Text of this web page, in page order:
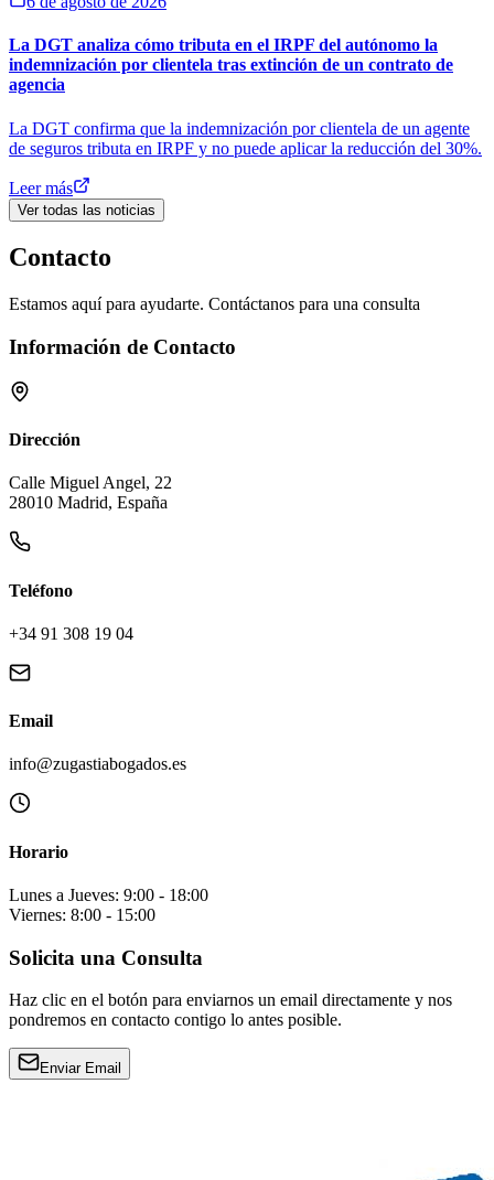
La DGT analiza cómo tributa en el IRPF del autónomo la
indemnización por clientela tras extinción de un contrato de
agencia
La DGT confirma que la indemnización por clientela de un agente
de seguros tributa en IRPF y no puede aplicar la reducción del 30%.
Leer más
Ver todas las noticias
Contacto
Estamos aquí para ayudarte. Contáctanos para una consulta
Información de Contacto
Dirección
Calle Miguel Angel, 22
28010 Madrid, España
Teléfono
+34 91 308 19 04
Email
info@zugastiabogados.es
Horario
Lunes a Jueves: 9:00 - 18:00
Viernes: 8:00 - 15:00
Solicita una Consulta
Haz clic en el botón para enviarnos un email directamente y nos
pondremos en contacto contigo lo antes posible.
Enviar Email